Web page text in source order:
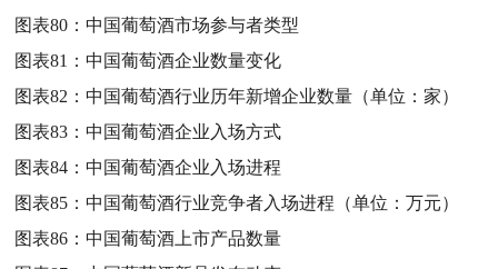
图表80：中国葡萄酒市场参与者类型
图表81：中国葡萄酒企业数量变化
图表82：中国葡萄酒行业历年新增企业数量（单位：家）
图表83：中国葡萄酒企业入场方式
图表84：中国葡萄酒企业入场进程
图表85：中国葡萄酒行业竞争者入场进程（单位：万元）
图表86：中国葡萄酒上市产品数量